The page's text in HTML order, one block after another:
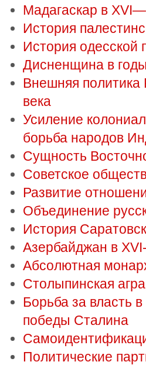
Мадагаскар в
История
История одесской
Дисненщина в
Внешняя политика
века
Усиление
борьба народов
Сущность
Советское
Развитие
Объединение
История
Азербайджан в
Абсолютная
Столыпинская
Борьба за власть
победы Сталина
Политические